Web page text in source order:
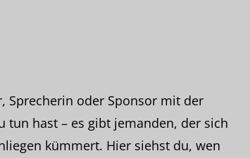
Sprecherin oder Sponsor mit der
tun hast – es gibt jemanden, der sich
kümmert. Hier siehst du, wen